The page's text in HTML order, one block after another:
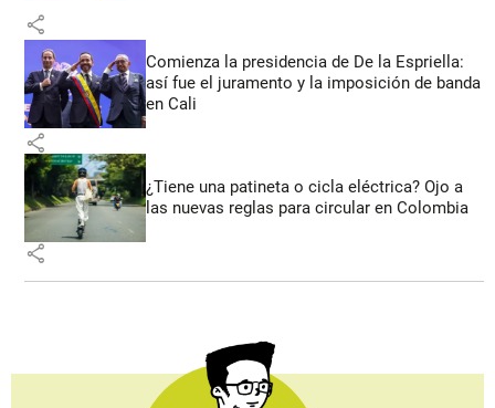
share
Comienza la presidencia de De la Espriella:
así fue el juramento y la imposición de banda
en Cali
share
¿Tiene una patineta o cicla eléctrica? Ojo a
las nuevas reglas para circular en Colombia
share